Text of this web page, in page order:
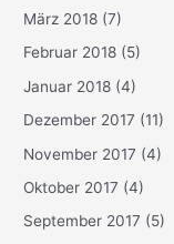
März 2018 (7)
Februar 2018 (5)
Januar 2018 (4)
Dezember 2017 (11)
November 2017 (4)
Oktober 2017 (4)
September 2017 (5)